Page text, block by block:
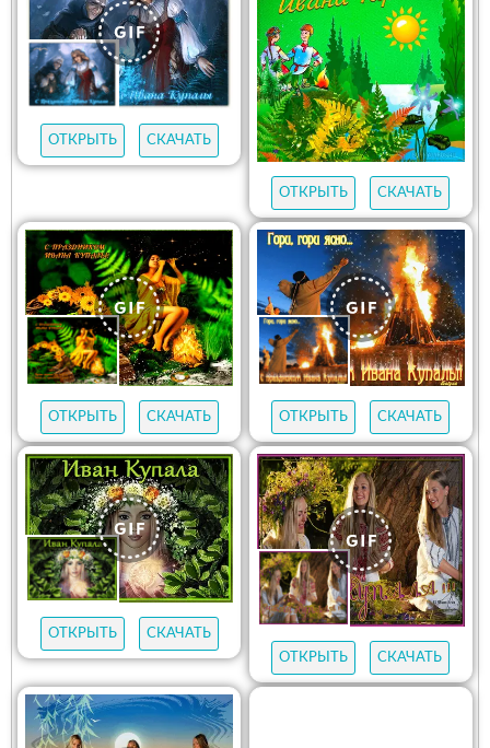
ОТКРЫТЬ СКАЧАТЬ
ОТКРЫТЬ СКАЧАТЬ
ОТКРЫТЬ СКАЧАТЬ ОТКРЫТЬ СКАЧАТЬ
ОТКРЫТЬ
СКАЧАТЬ
ОТКРЫТЬ
СКАЧАТЬ